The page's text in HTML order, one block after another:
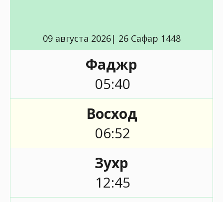
09 августа 2026| 26 Сафар 1448
Фаджр
05:40
Восход
06:52
Зухр
12:45